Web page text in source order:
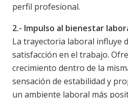
perfil profesional.
2.- Impulso al bienestar
La trayectoria laboral influye
satisfacción en el trabajo.
crecimiento dentro de la
sensación de estabilidad y
un ambiente laboral más